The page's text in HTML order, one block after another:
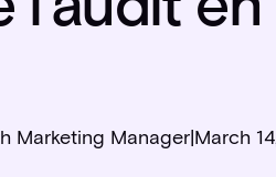
Marketing Manager|March